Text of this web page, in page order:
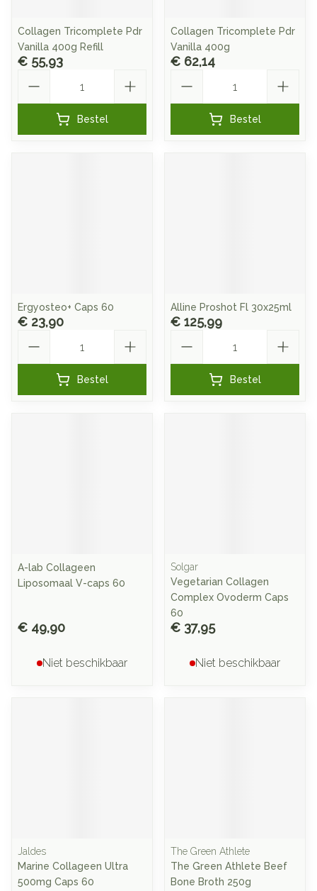
Collagen Tricomplete Pdr
Vanilla 400g Refill
€ 55,93
Bestel
Collagen Tricomplete Pdr
Vanilla 400g
€ 62,14
Bestel
Ergyosteo+ Caps 60
€ 23,90
Bestel
Alline Proshot Fl 30x25ml
€ 125,99
Bestel
A-lab Collageen
Liposomaal V-caps 60
€ 49,90
Niet beschikbaar
Solgar
Vegetarian Collagen
Complex Ovoderm Caps
60
€ 37,95
Niet beschikbaar
Jaldes
Marine Collageen Ultra
500mg Caps 60
The Green Athlete
The Green Athlete Beef
Bone Broth 250g